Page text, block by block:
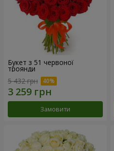
Букет з 51 червоної
троянди
5 432 грн
Замовити